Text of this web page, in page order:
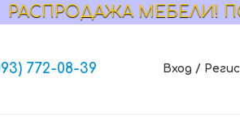
772-08-39 Вход /
МЕБЕЛИ!